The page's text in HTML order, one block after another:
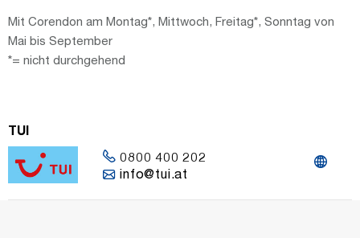
Mit Corendon am Montag*, Mittwoch, Freitag*, Sonntag von
Mai bis September
*= nicht durchgehend
TUI
0800 400 202
info@tui.at